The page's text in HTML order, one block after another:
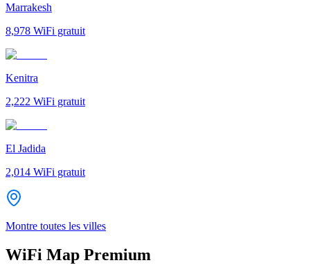
Marrakesh
8,978 WiFi gratuit
Kenitra
2,222 WiFi gratuit
El Jadida
2,014 WiFi gratuit
Montre toutes les villes
WiFi Map Premium